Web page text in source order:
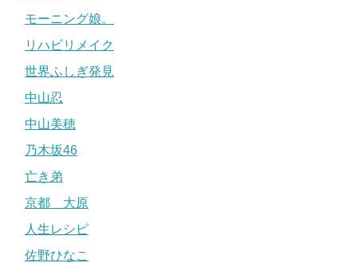
モーニング娘。
リハビリメイク
世界ふしぎ発見
中山忍
中山美穂
乃木坂46
亡き弟
京都 大原
人生レシピ
佐野ひなこ